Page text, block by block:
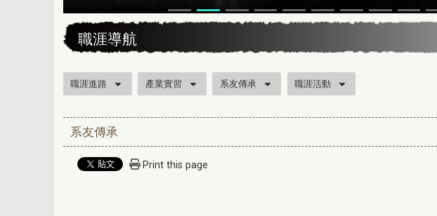
職涯導航
職涯進路 產業實習 系友傳承 職涯活動
系友傳承
Print this page